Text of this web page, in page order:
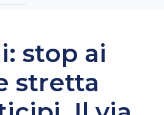
stop ai
stretta